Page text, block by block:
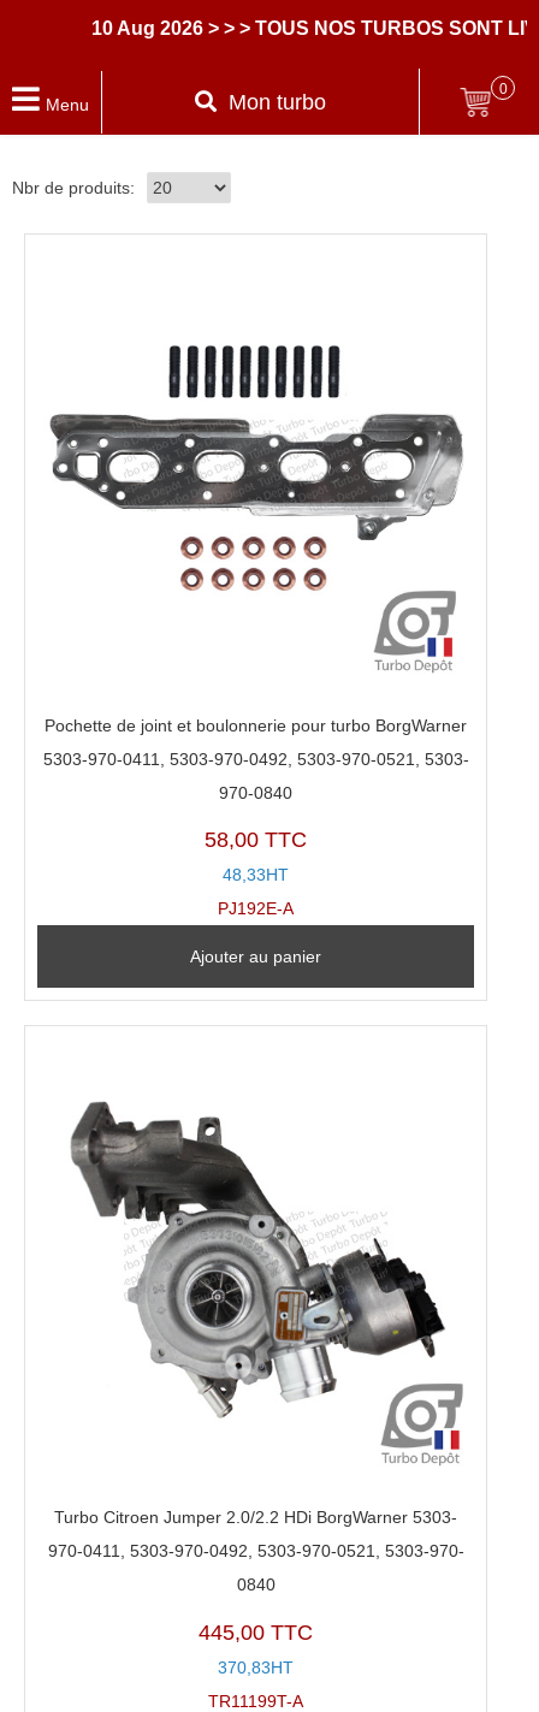
10 Aug 2026 > > > TOUS NOS TURBOS SONT
Menu Mon turbo
0
Nbr de produits:
Pochette de joint et boulonnerie pour turbo BorgWarner
5303-970-0411, 5303-970-0492, 5303-970-0521, 5303-
970-0840
58,00 TTC
48,33HT
PJ192E-A
Ajouter au panier
Turbo Citroen Jumper 2.0/2.2 HDi BorgWarner 5303-
970-0411, 5303-970-0492, 5303-970-0521, 5303-970-
0840
445,00 TTC
370,83HT
TR11199T-A